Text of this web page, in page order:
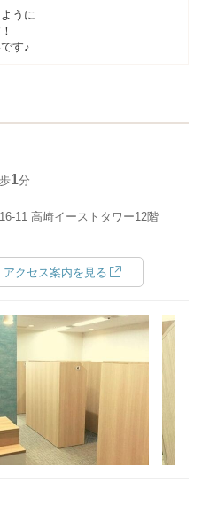
うに
す♪
1分
11 高崎イーストタワー12階
アクセス案内を見る